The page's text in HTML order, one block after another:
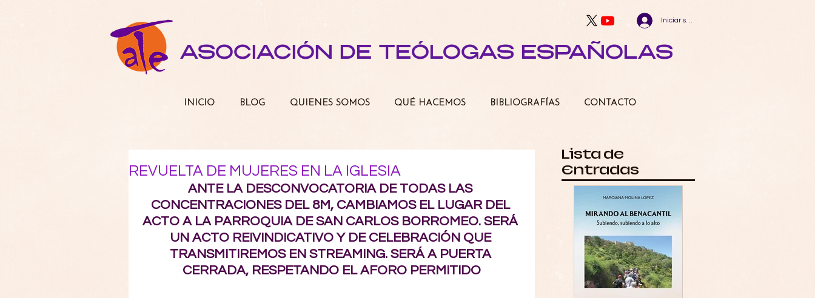
Iniciar sesión
ASOCIACIÓN DE TEÓLOGAS ESPAÑOLAS
REVUELTA DE MUJERES EN LA IGLESIA
ANTE LA DESCONVOCATORIA DE TODAS LAS
CONCENTRACIONES DEL 8M, CAMBIAMOS EL LUGAR DEL
ACTO A LA PARROQUIA DE SAN CARLOS BORROMEO. SERÁ
UN ACTO REIVINDICATIVO Y DE CELEBRACIÓN QUE
TRANSMITIREMOS EN STREAMING. SERÁ A PUERTA
CERRADA, RESPETANDO EL AFORO PERMITIDO
Lista de
Entradas
INICIO BLOG QUIENES SOMOS QUÉ HACEMOS BIBLIOGRAFÍAS CONTACTO